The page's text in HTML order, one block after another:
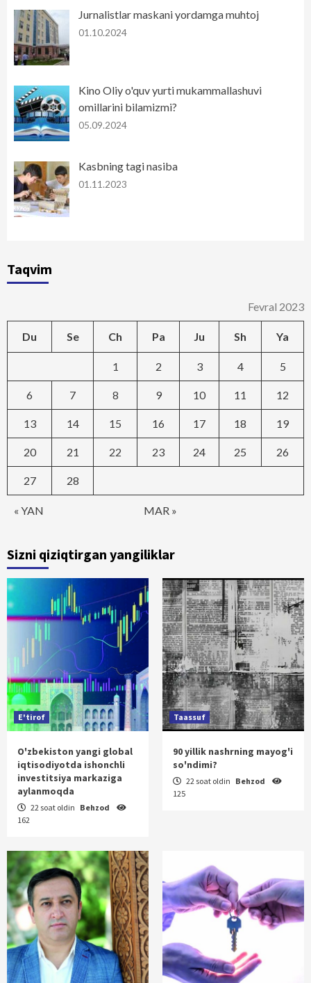
Jurnalistlar maskani yordamga muhtoj
01.10.2024
Kino Oliy o'quv yurti mukammallashuvi
omillarini bilamizmi?
05.09.2024
Kasbning tagi nasiba
01.11.2023
Taqvim
Fevral 2023
Du Se Ch Pa Ju Sh Ya
« YAN MAR »
1 2 3 4 5
6 7 8 9 10 11 12
13 14 15 16 17 18 19
20 21 22 23 24 25 26
27 28
Sizni qiziqtirgan yangiliklar
E'tirof
O'zbekiston yangi global
iqtisodiyotda ishonchli
investitsiya markaziga
aylanmoqda
22 soat oldin Behzod
162
Taassuf
90 yillik nashrning mayog'i
so'ndimi?
22 soat oldin Behzod
125